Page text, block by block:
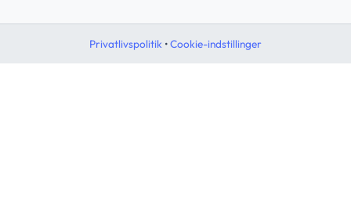
Privatlivspolitik •Cookie-indstillinger